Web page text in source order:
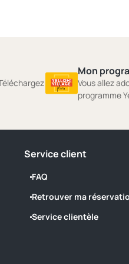
Mon
Vous allez
programme
Service client
FAQ
Retrouver ma
Service clientèle